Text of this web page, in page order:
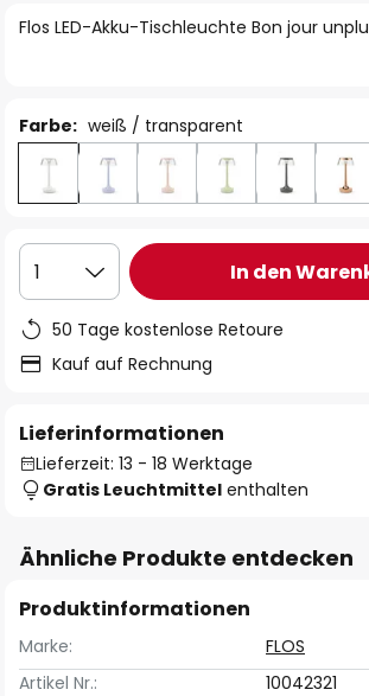
Flos LED-Akku-Tischleuchte Bon jour
Farbe: weiß / transparent
1 In den
50 Tage kostenlose Retoure
Kauf auf Rechnung
Lieferinformationen
Lieferzeit: 13 - 18 Werktage
Gratis Leuchtmittel enthalten
Ähnliche Produkte entdecken
Produktinformationen
Marke:
FLOS
Artikel Nr.:
10042321